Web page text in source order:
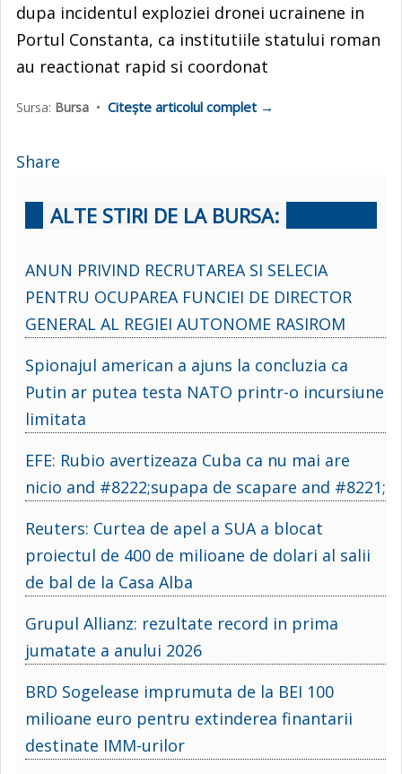
dupa incidentul exploziei dronei ucrainene in
Portul Constanta, ca institutiile statului roman
au reactionat rapid si coordonat
Sursa: Bursa • Citește articolul complet →
Share
ALTE STIRI DE LA BURSA:
ANUN PRIVIND RECRUTAREA SI SELECIA
PENTRU OCUPAREA FUNCIEI DE DIRECTOR
GENERAL AL REGIEI AUTONOME RASIROM
Spionajul american a ajuns la concluzia ca
Putin ar putea testa NATO printr-o incursiune
limitata
EFE: Rubio avertizeaza Cuba ca nu mai are
nicio and #8222;supapa de scapare and #8221;
Reuters: Curtea de apel a SUA a blocat
proiectul de 400 de milioane de dolari al salii
de bal de la Casa Alba
Grupul Allianz: rezultate record in prima
jumatate a anului 2026
BRD Sogelease imprumuta de la BEI 100
milioane euro pentru extinderea finantarii
destinate IMM-urilor